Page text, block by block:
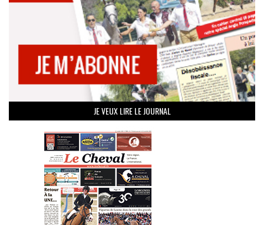
JE VEUX LIRE LE JOURNAL